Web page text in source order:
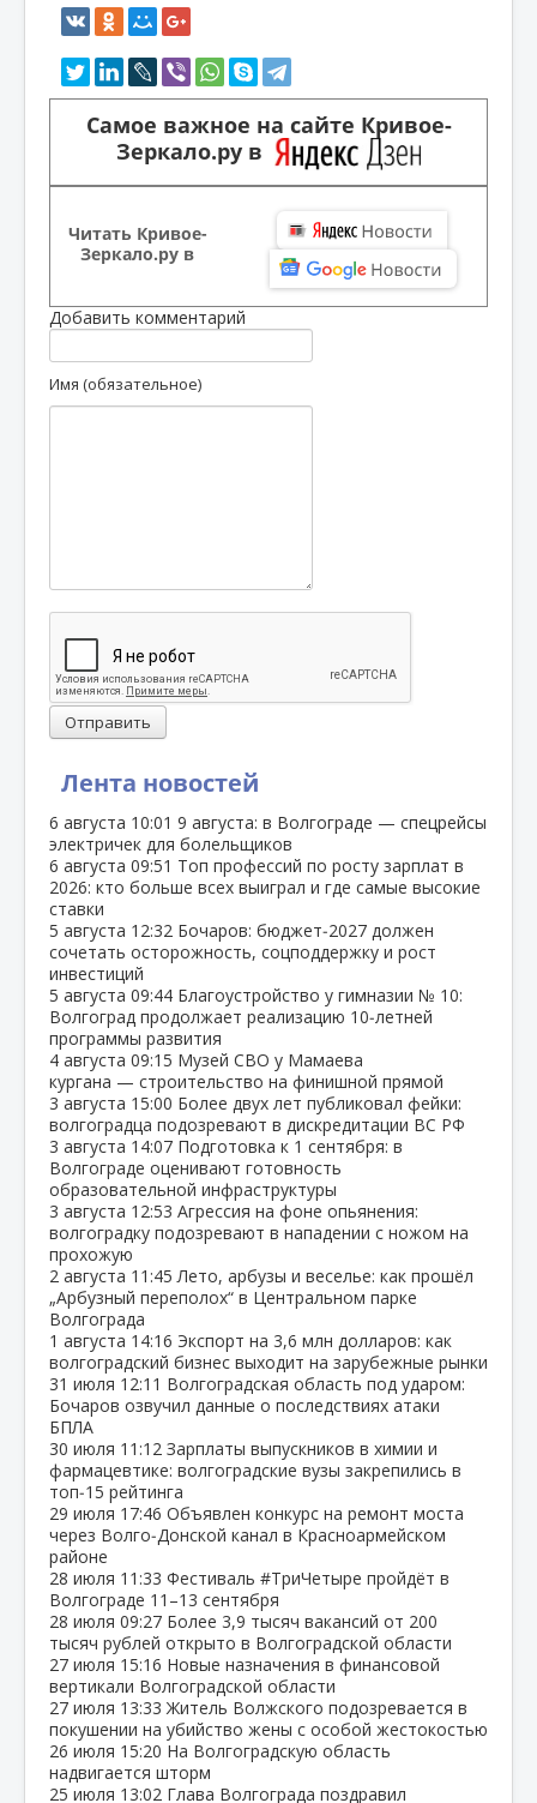
Лента новостей
6 августа 10:01 9 августа: в Волгограде — спецрейсы
электричек для болельщиков
6 августа 09:51 Топ профессий по росту зарплат в
2026: кто больше всех выиграл и где самые высокие
ставки
5 августа 12:32 Бочаров: бюджет‑2027 должен
сочетать осторожность, соцподдержку и рост
инвестиций
5 августа 09:44 Благоустройство у гимназии № 10:
Волгоград продолжает реализацию 10‑летней
программы развития
4 августа 09:15 Музей СВО у Мамаева
кургана — строительство на финишной прямой
3 августа 15:00 Более двух лет публиковал фейки:
волгоградца подозревают в дискредитации ВС РФ
3 августа 14:07 Подготовка к 1 сентября: в
Волгограде оценивают готовность
образовательной инфраструктуры
3 августа 12:53 Агрессия на фоне опьянения:
волгоградку подозревают в нападении с ножом на
прохожую
2 августа 11:45 Лето, арбузы и веселье: как прошёл
„Арбузный переполох“ в Центральном парке
Волгограда
1 августа 14:16 Экспорт на 3,6 млн долларов: как
волгоградский бизнес выходит на зарубежные рынки
31 июля 12:11 Волгоградская область под ударом:
Бочаров озвучил данные о последствиях атаки
БПЛА
30 июля 11:12 Зарплаты выпускников в химии и
фармацевтике: волгоградские вузы закрепились в
топ‑15 рейтинга
29 июля 17:46 Объявлен конкурс на ремонт моста
через Волго‑Донской канал в Красноармейском
районе
28 июля 11:33 Фестиваль #ТриЧетыре пройдёт в
Волгограде 11–13 сентября
28 июля 09:27 Более 3,9 тысяч вакансий от 200
тысяч рублей открыто в Волгоградской области
27 июля 15:16 Новые назначения в финансовой
вертикали Волгоградской области
27 июля 13:33 Житель Волжского подозревается в
покушении на убийство жены с особой жестокостью
26 июля 15:20 На Волгоградскую область
надвигается шторм
25 июля 13:02 Глава Волгограда поздравил
Самое важное на сайте Кривое-
Зеркало.ру в
Читать Кривое-
Зеркало.ру в
Добавить комментарий
Имя (обязательное)
Отправить